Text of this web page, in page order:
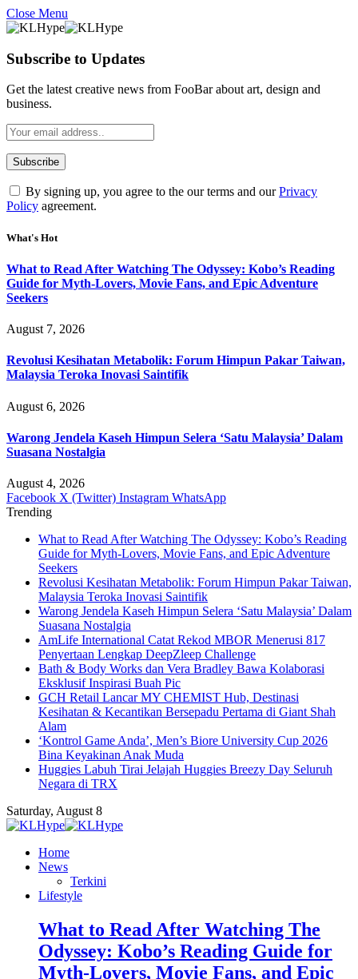
Close Menu
Subscribe to Updates
Get the latest creative news from FooBar about art, design and
business.
By signing up, you agree to the our terms and ourPrivacy
Policy agreement.
What's Hot
What to Read After Watching The Odyssey: Kobo’s Reading
Guide for Myth-Lovers, Movie Fans, and Epic Adventure
Seekers
August 7, 2026
Revolusi Kesihatan Metabolik: Forum Himpun Pakar Taiwan,
Malaysia Teroka Inovasi Saintifik
August 6, 2026
Warong Jendela Kaseh Himpun Selera ‘Satu Malaysia’ Dalam
Suasana Nostalgia
August 4, 2026
Facebook X (Twitter) Instagram WhatsApp
Trending
What to Read After Watching The Odyssey: Kobo’s Reading
Guide for Myth-Lovers, Movie Fans, and Epic Adventure
Seekers
Revolusi Kesihatan Metabolik: Forum Himpun Pakar Taiwan,
Malaysia Teroka Inovasi Saintifik
Warong Jendela Kaseh Himpun Selera ‘Satu Malaysia’ Dalam
Suasana Nostalgia
AmLife International Catat Rekod MBOR Menerusi 817
Penyertaan Lengkap DeepZleep Challenge
Bath & Body Works dan Vera Bradley Bawa Kolaborasi
Eksklusif Inspirasi Buah Pic
GCH Retail Lancar MY CHEMIST Hub, Destinasi
Kesihatan & Kecantikan Bersepadu Pertama di Giant Shah
Alam
‘Kontrol Game Anda’, Men’s Biore University Cup 2026
Bina Keyakinan Anak Muda
Huggies Labuh Tirai Jelajah Huggies Breezy Day Seluruh
Negara di TRX
Saturday, August 8
Home
News
Terkini
Lifestyle
What to Read After Watching The
Odyssey: Kobo’s Reading Guide for
Myth-Lovers, Movie Fans, and Epic